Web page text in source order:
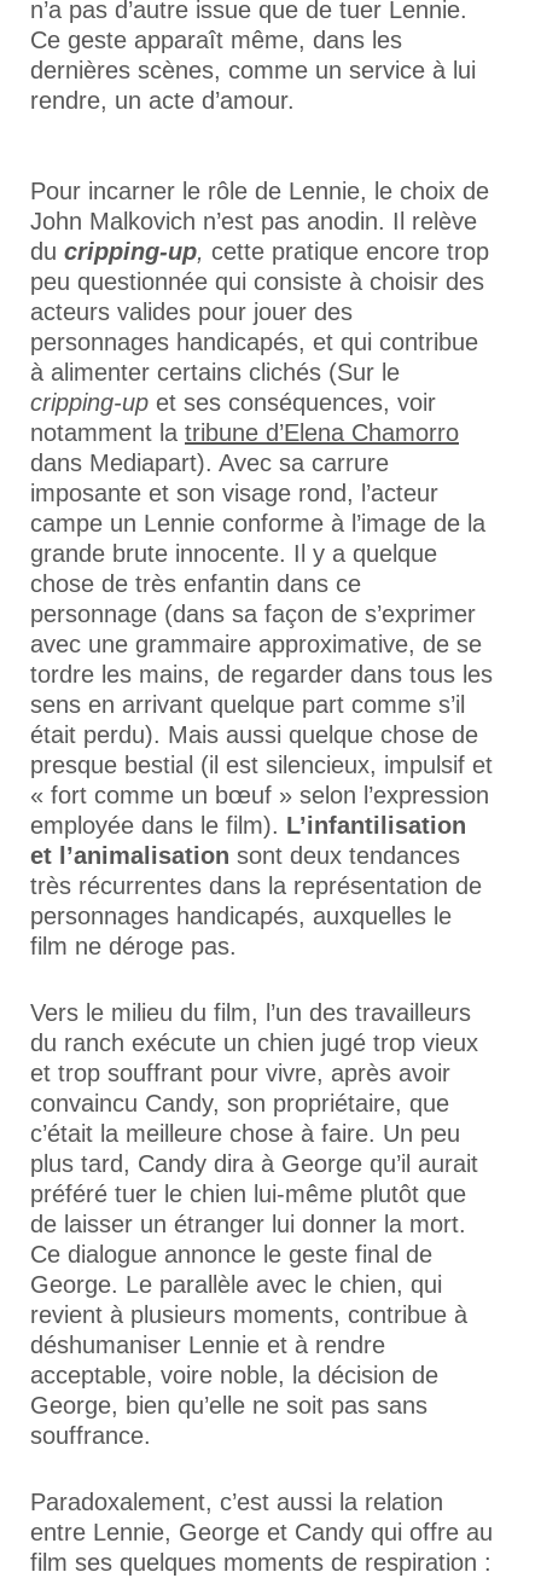
n’a pas d’autre issue que de tuer Lennie.
Ce geste apparaît même, dans les
dernières scènes, comme un service à lui
rendre, un acte d’amour.
Pour incarner le rôle de Lennie, le choix de
John Malkovich n’est pas anodin. Il relève
du cripping-up, cette pratique encore trop
peu questionnée qui consiste à choisir des
acteurs valides pour jouer des
personnages handicapés, et qui contribue
à alimenter certains clichés (Sur le
cripping-up et ses conséquences, voir
notamment la tribune d’Elena Chamorro
dans Mediapart). Avec sa carrure
imposante et son visage rond, l’acteur
campe un Lennie conforme à l’image de la
grande brute innocente. Il y a quelque
chose de très enfantin dans ce
personnage (dans sa façon de s’exprimer
avec une grammaire approximative, de se
tordre les mains, de regarder dans tous les
sens en arrivant quelque part comme s’il
était perdu). Mais aussi quelque chose de
presque bestial (il est silencieux, impulsif et
« fort comme un bœuf » selon l’expression
employée dans le film). L’infantilisation
et l’animalisation sont deux tendances
très récurrentes dans la représentation de
personnages handicapés, auxquelles le
film ne déroge pas.
Vers le milieu du film, l’un des travailleurs
du ranch exécute un chien jugé trop vieux
et trop souffrant pour vivre, après avoir
convaincu Candy, son propriétaire, que
c’était la meilleure chose à faire. Un peu
plus tard, Candy dira à George qu’il aurait
préféré tuer le chien lui-même plutôt que
de laisser un étranger lui donner la mort.
Ce dialogue annonce le geste final de
George. Le parallèle avec le chien, qui
revient à plusieurs moments, contribue à
déshumaniser Lennie et à rendre
acceptable, voire noble, la décision de
George, bien qu’elle ne soit pas sans
souffrance.
Paradoxalement, c’est aussi la relation
entre Lennie, George et Candy qui offre au
film ses quelques moments de respiration :